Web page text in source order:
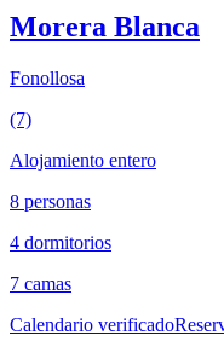
Morera Blanca
Fonollosa
(7)
Alojamiento entero
8 personas
4 dormitorios
7 camas
Calendario verificado